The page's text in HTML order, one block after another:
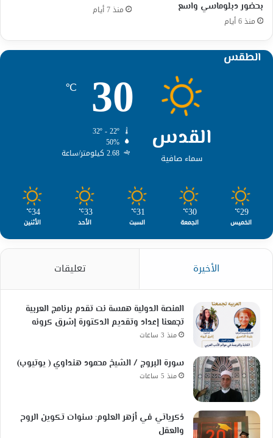
بحضور دبلوماسي واسع
منذ 6 أيام
منذ 7 أيام
الطقس
القدس
سماء صافية
30
℃
50%
2.68 كيلومتر/ساعة
29
℃
الخميس
30
℃
الجمعة
31
℃
السبت
33
℃
الأحد
34
℃
الأثنين
الأخيرة تعليقات
المنصة الدولية همسة نت تقدم برنامج العربية
تجمعنا إعداد وتقديم الدكتورة إشرق كرونه
منذ 3 ساعات
سورة البروج / الشيخ محمود هنداوي ( يوتيوب)
منذ 5 ساعات
ذكرياتي في أزهر العلوم: سنوات تكوين الروح
والعقل